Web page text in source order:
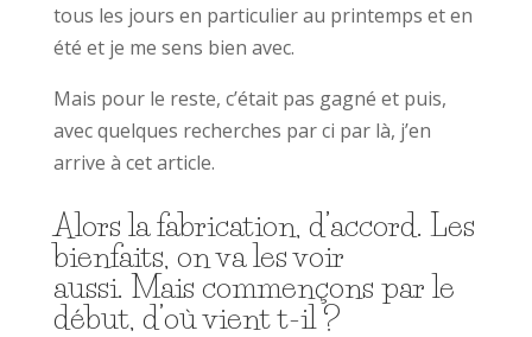
tous les jours en particulier au printemps et en
été et je me sens bien avec.
Mais pour le reste, c’était pas gagné et puis,
avec quelques recherches par ci par là, j’en
arrive à cet article.
Alors la fabrication, d’accord. Les
bienfaits, on va les voir
aussi. Mais commençons par le
début, d’où vient t-il ?